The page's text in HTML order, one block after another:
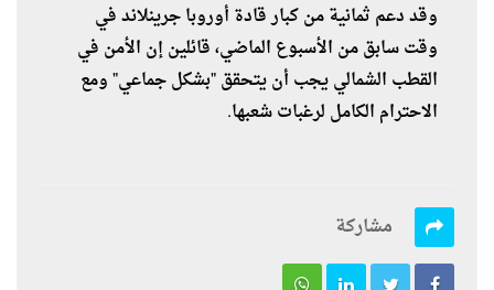
وقد دعم ثمانية من كبار قادة أوروبا جرينلاند في
وقت سابق من الأسبوع الماضي، قائلين إن الأمن في
القطب الشمالي يجب أن يتحقق "بشكل جماعي" ومع
الاحترام الكامل لرغبات شعبها.
مشاركة